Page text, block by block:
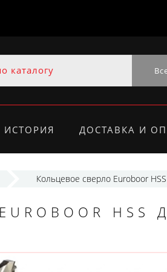
ИСТОРИЯ ДОСТАВКА И
Кольцевое сверло Euroboor